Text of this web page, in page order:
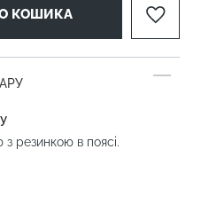
КОШИКА
резинкою в поясі.